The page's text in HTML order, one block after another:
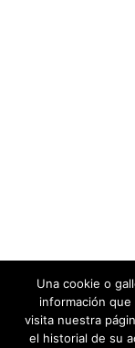
Una cookie o
información
visita nuestra
el historial de su